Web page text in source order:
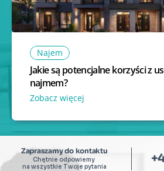
Najem
Jakie są potencjalne korzyści z
najmem?
Zobacz więcej
Zapraszamy do kontaktu
Chętnie odpowiemy
na wszystkie Twoje pytania